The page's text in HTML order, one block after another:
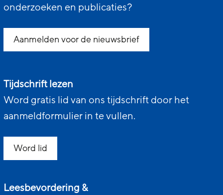
onderzoeken en publicaties?
Aanmelden voor de nieuwsbrief
Tijdschrift lezen
Word gratis lid van ons tijdschrift door het
aanmeldformulier in te vullen.
Word lid
Leesbevordering &